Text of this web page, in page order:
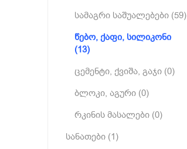
სამაგრი საშუალებები (59)
წებო, ქაფი, სილიკონი
(13)
ცემენტი, ქვიშა, გაჯი (0)
ბლოკი, აგური (0)
რკინის მასალები (0)
სანათები (1)